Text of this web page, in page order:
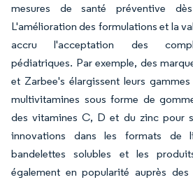
mesures de santé préventive
L'amélioration des formulations et la
accru l'acceptation des
pédiatriques. Par exemple, des
et Zarbee's élargissent leurs
multivitamines sous forme de
des vitamines C, D et du zinc pour
innovations dans les formats de
bandelettes solubles et les
également en popularité auprès